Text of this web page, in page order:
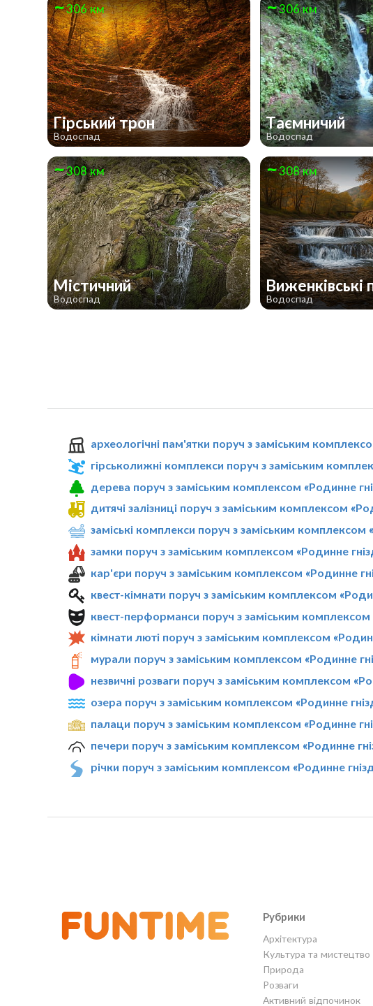
306 км
Гірський трон
Водоспад
306 км
Таємничий
Водоспад
308 км
Містичний
Водоспад
308 км
Водоспад
археологічні пам'ятки поруч з заміським
гірськолижні комплекси поруч з заміським
дерева поруч з заміським комплексом «Родинне
дитячі залізниці поруч з заміським комплексом
заміські комплекси поруч з заміським комплексом
замки поруч з заміським комплексом «Родинне
кар'єри поруч з заміським комплексом «Родинне
квест-кімнати поруч з заміським комплексом
квест-перформанси поруч з заміським комплексом
кімнати люті поруч з заміським комплексом
мурали поруч з заміським комплексом «Родинне
незвичні розваги поруч з заміським комплексом
озера поруч з заміським комплексом «Родинне
палаци поруч з заміським комплексом «Родинне
печери поруч з заміським комплексом «Родинне
річки поруч з заміським комплексом «Родинне
Рубрики
Архітектура
Культура та мистецтво
Природа
Розваги
Активний відпочинок